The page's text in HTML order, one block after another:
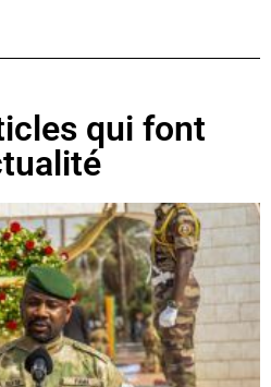
qui font